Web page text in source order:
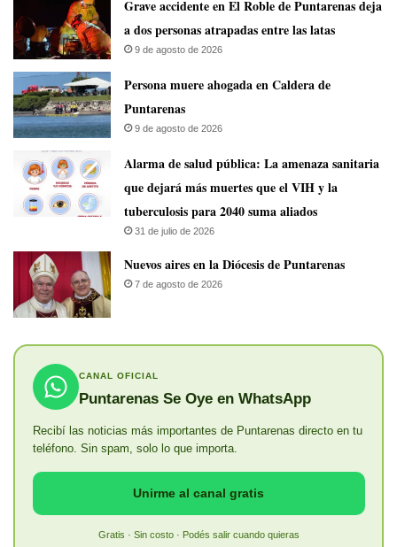
Grave accidente en El Roble de Puntarenas deja
a dos personas atrapadas entre las latas
9 de agosto de 2026
Persona muere ahogada en Caldera de
Puntarenas
9 de agosto de 2026
​Alarma de salud pública: La amenaza sanitaria
que dejará más muertes que el VIH y la
tuberculosis para 2040 suma aliados
31 de julio de 2026
​Nuevos aires en la Diócesis de Puntarenas
7 de agosto de 2026
CANAL OFICIAL
Puntarenas Se Oye en WhatsApp
Recibí las noticias más importantes de Puntarenas directo en tu
teléfono. Sin spam, solo lo que importa.
Unirme al canal gratis
Gratis · Sin costo · Podés salir cuando quieras